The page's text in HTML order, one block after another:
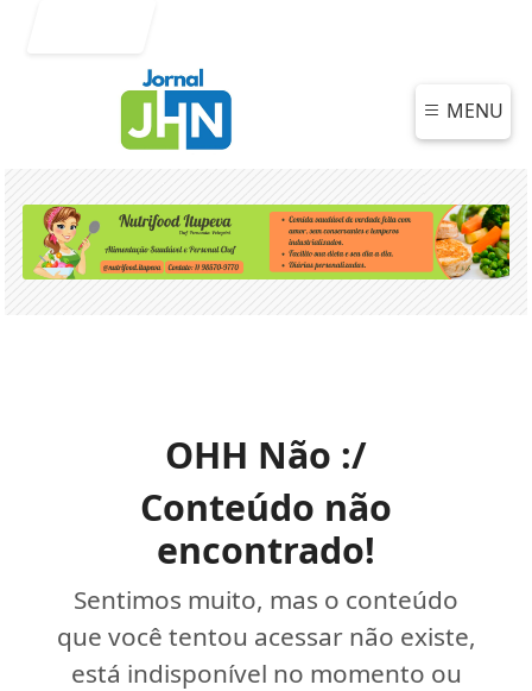
MENU
OHH Não :/
Conteúdo não
encontrado!
Sentimos muito, mas o conteúdo
que você tentou acessar não existe,
está indisponível no momento ou